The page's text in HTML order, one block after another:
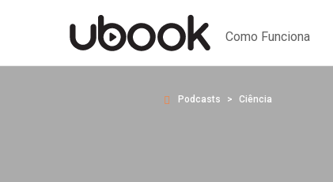
Como Funciona
Podcasts Ciência